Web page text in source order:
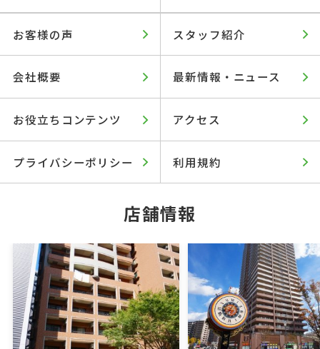
お客様の声 スタッフ紹介
会社概要 最新情報・ニュース
お役立ちコンテンツ アクセス
プライバシーポリシー 利用規約
店舗情報